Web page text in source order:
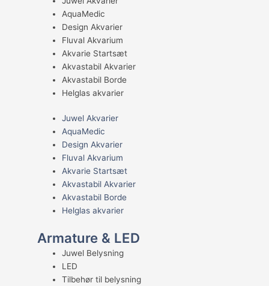
AquaMedic
Design Akvarier
Fluval Akvarium
Akvarie Startsæt
Akvastabil Akvarier
Akvastabil Borde
Helglas akvarier
Juwel Akvarier
AquaMedic
Design Akvarier
Fluval Akvarium
Akvarie Startsæt
Akvastabil Akvarier
Akvastabil Borde
Helglas akvarier
Armature & LED
Juwel Belysning
LED
Tilbehør til belysning